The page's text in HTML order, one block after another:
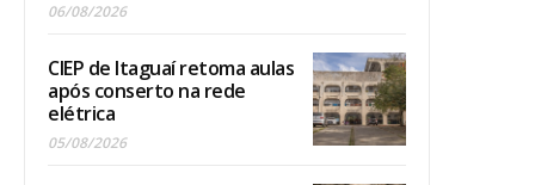
06/08/2026
CIEP de Itaguaí retoma aulas
após conserto na rede
elétrica
05/08/2026